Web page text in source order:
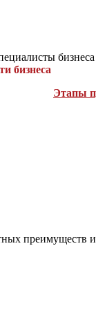
бизнеса
Этапы
преимуществ и